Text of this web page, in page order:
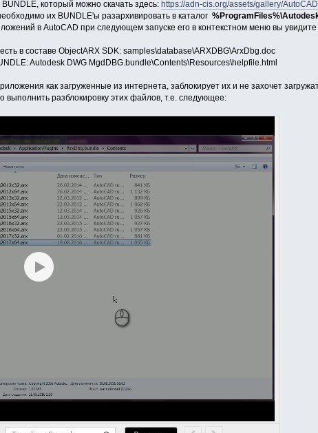
который можно скачать здесь:https://adn-cis.org/assets/gallery/
их BUNDLE'ы разархивировать в каталог
в AutoCAD при следующем запуске его в контекстном меню вы
в составе ObjectARX SDK: samples\database\ARXDBG\ArxDbg.doc
Autodesk DWG MgdDBG.bundle\Contents\Resources\helpfile.html
как загруженные из интернета, заблокирует их и не захочет
разблокировку этих файлов, т.е. следующее: